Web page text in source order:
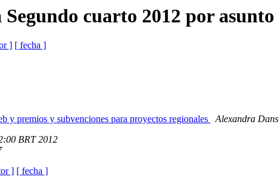
cuarto 2012 por asunto
] [ fecha ]
premios y subvenciones para proyectos regionales
Alexandra Dans
BRT 2012
] [ fecha ]